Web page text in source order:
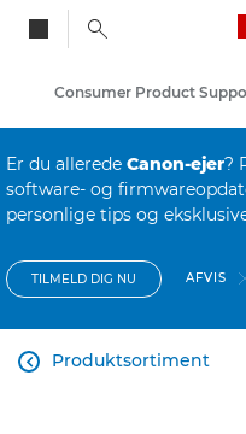
Consumer Product
Er du allerede Canon-ejer?
software- og
personlige tips og
TILMELD DIG NU AFVIS
Produktsortiment
